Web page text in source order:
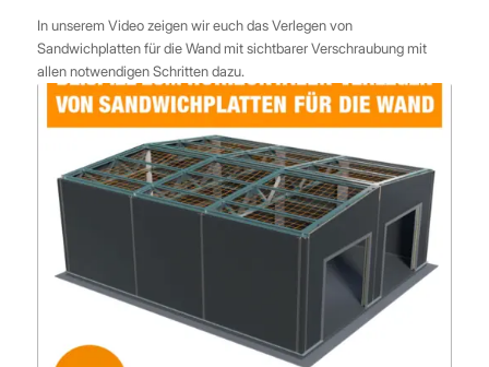
In unserem Video zeigen wir euch das Verlegen von
Sandwichplatten für die Wand mit sichtbarer Verschraubung mit
allen notwendigen Schritten dazu.